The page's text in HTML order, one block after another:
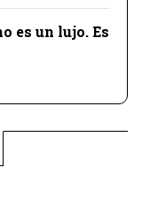
es un lujo. Es